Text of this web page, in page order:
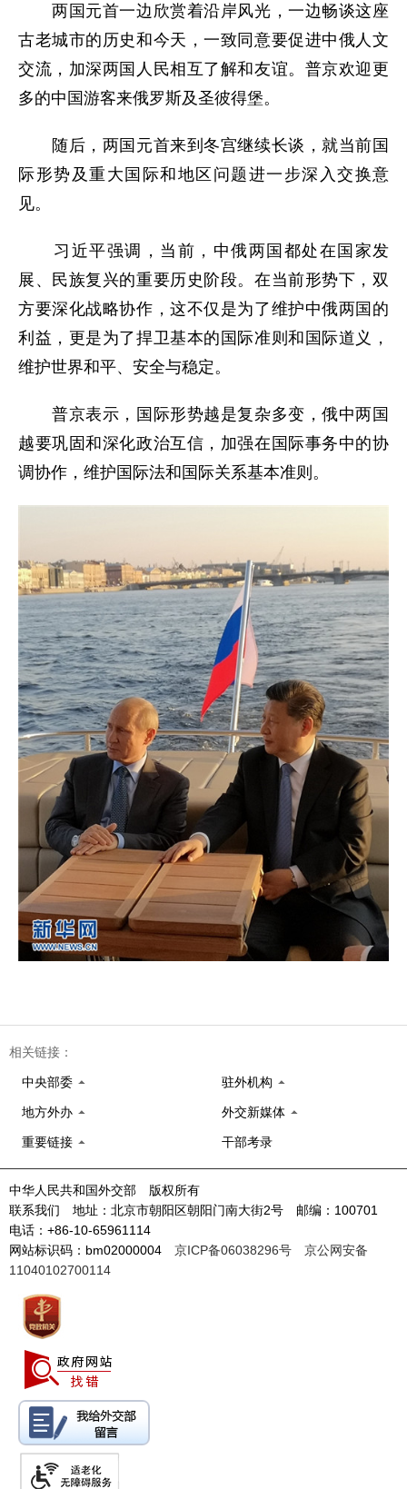
两国元首一边欣赏着沿岸风光，一边畅谈这座
古老城市的历史和今天，一致同意要促进中俄人文
交流，加深两国人民相互了解和友谊。普京欢迎更
多的中国游客来俄罗斯及圣彼得堡。
随后，两国元首来到冬宫继续长谈，就当前国
际形势及重大国际和地区问题进一步深入交换意
见。
习近平强调，当前，中俄两国都处在国家发
展、民族复兴的重要历史阶段。在当前形势下，双
方要深化战略协作，这不仅是为了维护中俄两国的
利益，更是为了捍卫基本的国际准则和国际道义，
维护世界和平、安全与稳定。
普京表示，国际形势越是复杂多变，俄中两国
越要巩固和深化政治互信，加强在国际事务中的协
调协作，维护国际法和国际关系基本准则。
相关链接：
中央部委 驻外机构
地方外办 外交新媒体
重要链接 干部考录
中华人民共和国外交部 版权所有
联系我们 地址：北京市朝阳区朝阳门南大街2号 邮编：100701
电话：+86-10-65961114
网站标识码：bm02000004 京ICP备06038296号
京公网安备
11040102700114